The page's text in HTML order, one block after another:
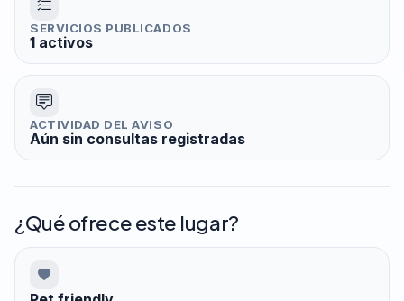
SERVICIOS PUBLICADOS
1 activos
ACTIVIDAD DEL AVISO
Aún sin consultas registradas
¿Qué ofrece este lugar?